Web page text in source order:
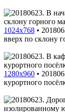
1024x768 •
вверх по склону
1280x960 •
курортного